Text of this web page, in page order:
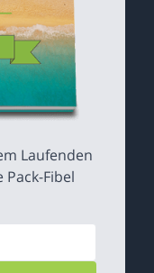
Laufenden
Fibel